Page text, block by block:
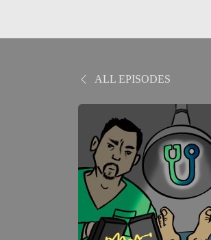
ALL EPISODES